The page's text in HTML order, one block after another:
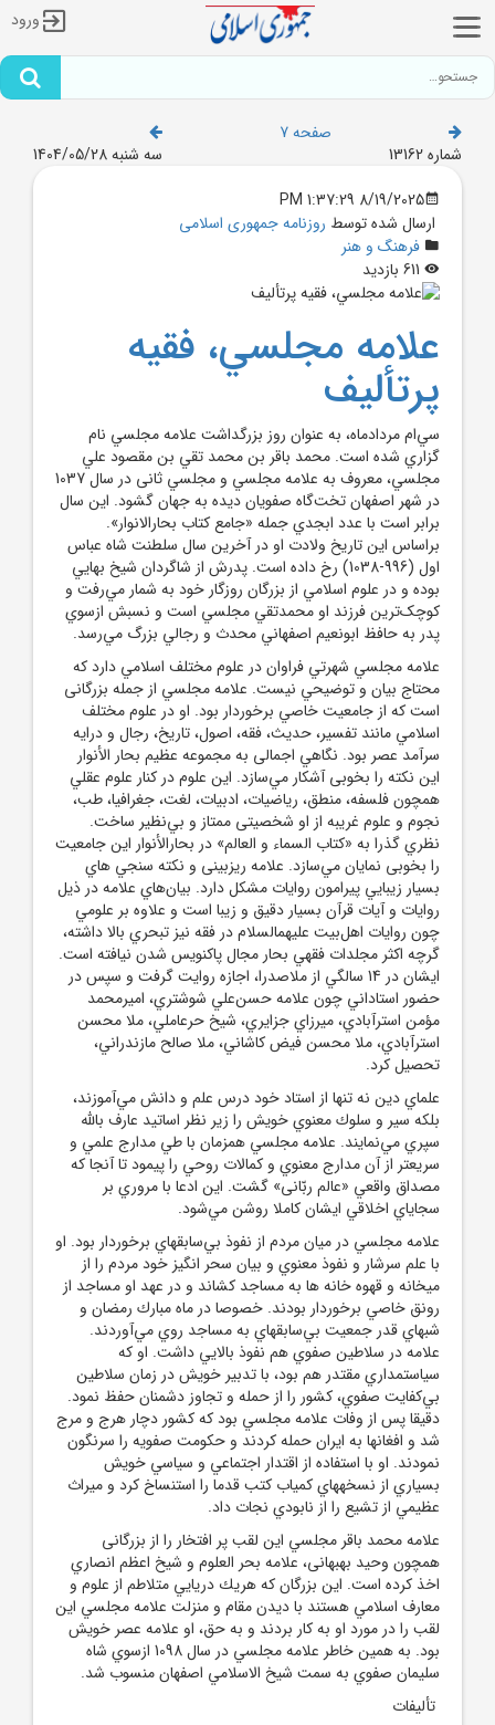
ورود
صفحه 7
شماره 13162
سه شنبه 1404/05/28
8/19/2025 1:37:29 PM
ارسال شده توسط روزنامه جمهوری اسلامی
فرهنگ و هنر
علامه مجلسي، فقيه
پرتأليف
سي‌ام مردادماه، به عنوان روز بزرگداشت علامه مجلسي نام
گزاري شده است. محمد باقر بن محمد تقي بن مقصود علي
مجلسي، معروف به علامه مجلسي و مجلسي ثانى در سال 1037
در شهر اصفهان تخت‌‌گاه صفويان ديده به جهان گشود. اين سال
برابر است با عدد ابجدي جمله «جامع كتاب بحارالانوار».
براساس اين تاريخ ولادت او در آخرين سال سلطنت شاه عباس
اول (996-1038) ‌رخ داده است. پدرش از شاگردان شيخ بهايي
بوده و در علوم اسلامي از بزرگان روزگار خود به شمار مي‌رفت و
کوچک‌ترين فرزند او محمدتقي مجلسي است و نسبش ازسوي
پدر به حافظ ابونعيم اصفهاني محدث و رجالي بزرگ مي‌رسد.
علامه مجلسي شهرتي فراوان در علوم مختلف اسلامي دارد كه
محتاج بيان و توضيحي نيست. علامه مجلسي از جمله بزرگانى
است كه از جامعيت خاصي برخوردار بود. او در علوم مختلف
اسلامي مانند تفسير، حديث، فقه، اصول، تاريخ، رجال و درايه
سرآمد عصر بود. نگاهي اجمالى به مجموعه عظيم بحار الأنوار
اين نكته را بخوبى آشكار مي‌‏سازد. اين علوم در كنار علوم عقلي
همچون فلسفه، منطق، رياضيات، ادبيات، لغت، جغرافيا، طب،
نجوم و علوم غريبه از او شخصيتى ممتاز و بي‌‏نظير ساخت.
نظري گذرا به «كتاب السماء و العالم» در بحارالأنوار اين جامعيت
را بخوبى نمايان مي‌سازد. علامه ريزبينى و نكته سنجي ‏هاي
بسيار زيبايي پيرامون روايات مشكل دارد. بيان‌هاي علامه در ذيل
روايات و آيات قرآن بسيار دقيق و زيبا است و علاوه بر علومي
چون روايات اهل‌بيت عليهم‏السلام در فقه نيز تبحري بالا داشته،
گرچه اكثر مجلدات فقهي بحار مجال پاكنويس شدن نيافته است.
ايشان در 14 سالگي از ملاصدرا، اجازه روايت گرفت و سپس در
حضور استاداني چون علامه حسن‌علي شوشتري، اميرمحمد
مؤمن استرآبادي، ميرزاي جزايري، شيخ حرعاملي، ملا محسن
استرآبادي، ملا محسن فيض كاشاني، ملا صالح مازندراني،
تحصيل كرد.
علماي دين نه تنها از استاد خود درس علم و دانش مي‌‏آموزند،
بلكه سير و سلوك معنوي خويش را زير نظر اساتيد عارف بالله
سپري مي‌‏نمايند. علامه مجلسي همزمان با طي مدارج علمي و
سريعتر از آن مدارج معنوي و كمالات روحي را پيمود تا آنجا كه
مصداق واقعي «عالم ربّانى» گشت. اين ادعا با مروري بر
سجاياي اخلاقي ايشان كاملا روشن مي‌‏شود.
علامه مجلسي در ميان مردم از نفوذ بي‌‏سابقه‏اي برخوردار بود. او
با علم سرشار و نفوذ معنوي و بيان سحر انگيز خود مردم را از
ميخانه و قهوه ‏خانه ‏ها به مساجد كشاند و در عهد او مساجد از
رونق خاصي برخوردار بودند. خصوصا در ماه مبارك رمضان و
شبهاي قدر جمعيت بي‌سابقه‏اي به مساجد روي مي‌‏آوردند.
علامه در سلاطين صفوي هم نفوذ بالايي داشت. او كه
سياستمداري مقتدر هم بود، با تدبير خويش در زمان سلاطين
بي‌‏كفايت صفوي، كشور را از حمله و تجاوز دشمنان حفظ نمود.
دقيقا پس از وفات علامه مجلسي بود كه كشور دچار هرج و مرج
شد و افغانها به ايران حمله كردند و حكومت صفويه را سرنگون
نمودند. او با استفاده از اقتدار اجتماعي و سياسي خويش
بسياري از نسخه‏هاي كمياب كتب قدما را استنساخ كرد و ميراث
عظيمي از تشيع را از نابودي نجات داد.
علامه محمد باقر مجلسي اين لقب پر افتخار را از بزرگانى
همچون وحيد بهبهانى، علامه بحر العلوم و شيخ اعظم انصاري
اخذ كرده است. اين بزرگان كه هريك دريايي متلاطم از علوم و
معارف اسلامي هستند با ديدن مقام و منزلت علامه مجلسي اين
لقب را در مورد او به كار بردند و به حق، او علامه عصر خويش
بود. به همين خاطر علامه مجلسي در سال 1098 ازسوي شاه
سليمان صفوي به سمت شيخ الاسلامي اصفهان منسوب شد.
تأليفات‏